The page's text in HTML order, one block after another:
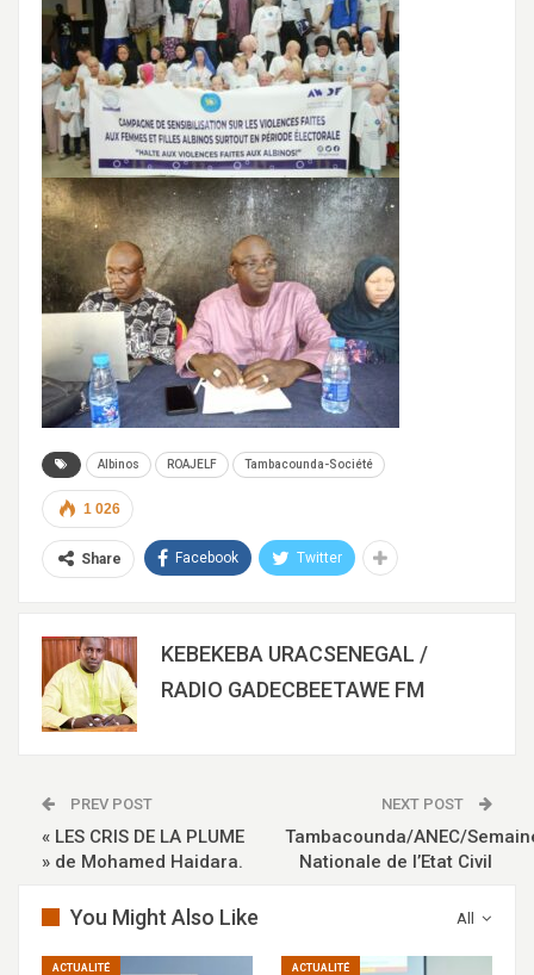
Albinos ROAJELF Tambacounda-Société
1 026
Share Facebook Twitter
KEBEKEBA URACSENEGAL /
RADIO GADECBEETAWE FM
PREV POST
« LES CRIS DE LA PLUME
» de Mohamed Haidara.
NEXT POST
Tambacounda/ANEC/
Nationale de l’Etat Civil
All
You Might Also Like
ACTUALITÉ ACTUALITÉ